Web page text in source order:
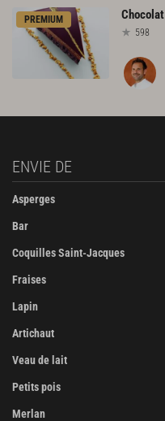
PREMIUM Chocolat
598
ENVIE DE
Asperges
Bar
Coquilles Saint-Jacques
Fraises
Lapin
Artichaut
Veau de lait
Petits pois
Merlan